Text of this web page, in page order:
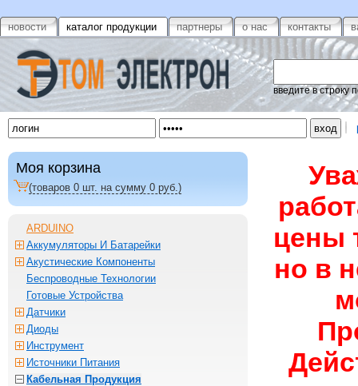
новости каталог продукции партнеры о нас контакты
введите в строку
цены
но в
Моя корзина
(товаров 0 шт. на сумму 0 руб.)
ARDUINO
Аккумуляторы И Батарейки
Акустические Компоненты
Беспроводные Технологии
Готовые Устройства
Датчики
Диоды
Инструмент
Источники Питания
Кабельная Продукция